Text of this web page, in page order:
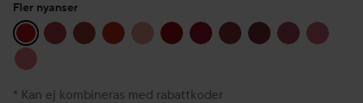
Fler nyanser
* Kan ej kombineras med rabattkoder